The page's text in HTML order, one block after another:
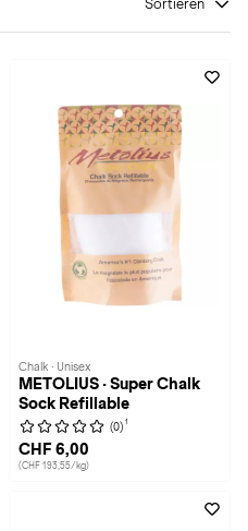
Sortieren
Chalk · Unisex
METOLIUS · Super Chalk
Sock Refillable
(0) 1
CHF 6,00
(CHF 193,55/kg)